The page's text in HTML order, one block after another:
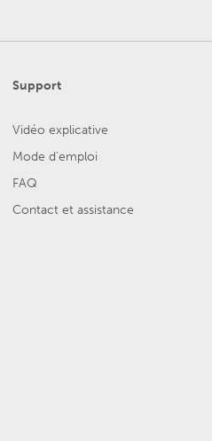
Support
Vidéo explicative
Mode d'emploi
FAQ
Contact et assistance